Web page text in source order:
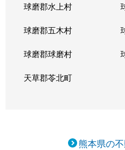
球磨郡水上村
球磨郡五木村
球磨郡球磨村
天草郡苓北町
熊本県の